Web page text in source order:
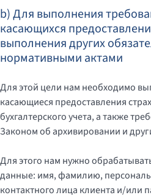
b) Для выполнения
касающихся
выполнения других
нормативными актами
Для этой цели нам необходимо
касающиеся предоставления
бухгалтерского учета, а также
Законом об архивировании и
Для этого нам нужно
данные: имя, фамилию,
контактного лица клиента и/или